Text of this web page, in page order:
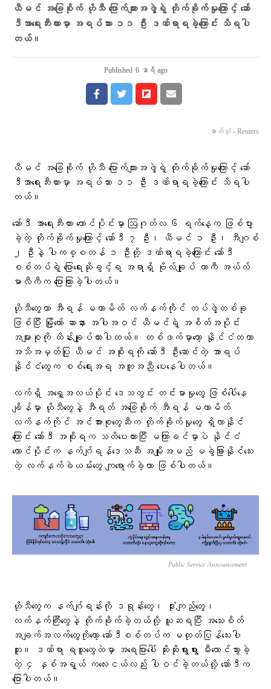
ယီမင် အခြေစိုက် ဟိုသီ ပြောက်ကျားအဖွဲ့ရဲ့ တိုက်ခိုက်မှုကြောင့် ဆော်
ဒီအာရေးဘီးယားမှာ အရပ်သား ၁၁ ဦး ဒဏ်ရာရခဲ့ကြောင်း သိရပါ
တယ်။
Published 6 နာရီ ago
ဓာတ်ပုံ - Reuters
ယီမင် အခြေစိုက် ဟိုသီ ပြောက်ကျားအဖွဲ့ရဲ့ တိုက်ခိုက်မှုကြောင့် ဆော်
ဒီအာရေးဘီးယားမှာ အရပ်သား ၁၁ ဦး ဒဏ်ရာရခဲ့ကြောင်း သိရပါ
တယ်။
ဆော်ဒီ အာရေးဘီးယား တောင်ပိုင်းမှာ ဩဂုတ်လ ၆ ရက်နေ့က ဖြစ်ပွား
ခဲ့တဲ့ တိုက်ခိုက်မှုကြောင့် ဆော်ဒီ ၇ ဦး၊ ယီမင် ၁ ဦး၊ အီဂျစ်
၂ ဦးနဲ့ ပါကစ္စတန် ၁ ဦးတို့ ဒဏ်ရာရခဲ့ကြောင်း ဆော်ဒီ
စစ်တပ်ရဲ့ ပြောရေးဆိုခွင့်ရ အရာရှိ ဗိုလ်ချုပ် တာကီ အယ်လ်
မာလီကီက ပြောကြားခဲ့ပါတယ်။
ဟိုသီတွေဟာ အီရန် မဟာမိတ် လက်နက်ကိုင် တပ်ဖွဲ့တစ်ခု
ဖြစ်ပြီး မြို့တော် ဆာနား အပါအဝင် ယီမင်ရဲ့ အစိတ်အပိုင်း
အများစုကို ထိန်းချုပ်ထားပါတယ်။ တစ်ဖက်မှာတော့ နိုင်ငံတကာ
အသိအမှတ်ပြု ယီမင် အစိုးရကို ဆော်ဒီ ဦးဆောင်တဲ့ အာရပ်
နိုင်ငံတွေက စစ်ရေးအရ အကူအညီ ပေးနေပါတယ်။
လက်ရှိ အရှေ့အလယ်ပိုင်း ဒေသတွင်း တင်းမာမှုတွေ ဖြစ်ပေါ်နေ
ချိန်မှာ ဟိုသီတွေနဲ့ အီရတ် အခြေစိုက် အီရန် မဟာမိတ်
လက်နက်ကိုင် အင်အားစုတွေဆီက တိုက်ခိုက်မှုတွေ ရှိလာနိုင်
ကြောင်း ဆော်ဒီ အစိုးရက သတိပေးထားပြီး မကြာခင်မှာပဲ နိုင်ငံ
တောင်ပိုင်းက နက်ဂျ်ရန်ဒေသဆီ အမျိုးအမည် မခွဲခြားနိုင်သေး
တဲ့ လက်နက်ခဲယမ်းတွေ ကျရောက်ခဲ့တာ ဖြစ်ပါတယ်။
Public Service Announcement
ဟိုသီတွေက နက်ဂျ်ရန်းကို ဒရုန်းတွေ၊ ဒုံးကျည်တွေ၊
လက်နက်ကြီးတွေနဲ့ တိုက်ခိုက်ခဲ့တယ်လို့ ယူဆရပြီး အသေးစိတ်
အချက်အလက်တွေကိုတော့ ဆော်ဒီစစ်တပ်က မထုတ်ပြန်သေးပါ
ဘူး။ ဒဏ်ရာ ရသူတွေထဲမှာ အရေပြားပေါ် ဆိုးဆိုးရွားရွား မီးလောင်သွားခဲ့
တဲ့ ၄ နှစ်အရွယ် ကလေးငယ်လည်း ပါဝင်ခဲ့တယ်လို့ ဆော်ဒီက
ပြောပါတယ်။